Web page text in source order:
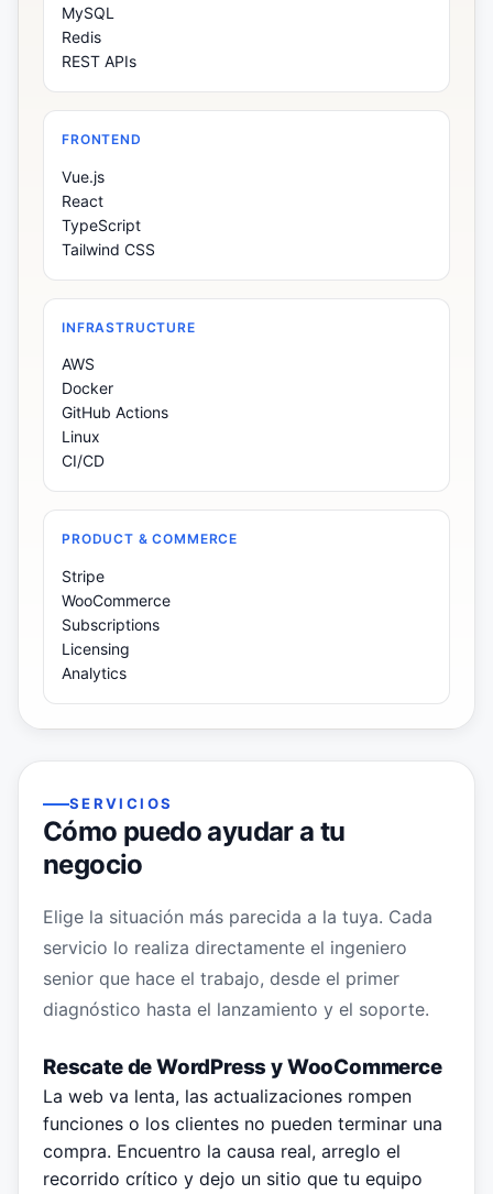
MySQL
Redis
REST APIs
FRONTEND
Vue.js
React
TypeScript
Tailwind CSS
INFRASTRUCTURE
AWS
Docker
GitHub Actions
Linux
CI/CD
PRODUCT & COMMERCE
Stripe
WooCommerce
Subscriptions
Licensing
Analytics
SERVICIOS
Cómo puedo ayudar a tu
negocio
Elige la situación más parecida a la tuya. Cada
servicio lo realiza directamente el ingeniero
senior que hace el trabajo, desde el primer
diagnóstico hasta el lanzamiento y el soporte.
Rescate de WordPress y WooCommerce
La web va lenta, las actualizaciones rompen
funciones o los clientes no pueden terminar una
compra. Encuentro la causa real, arreglo el
recorrido crítico y dejo un sitio que tu equipo